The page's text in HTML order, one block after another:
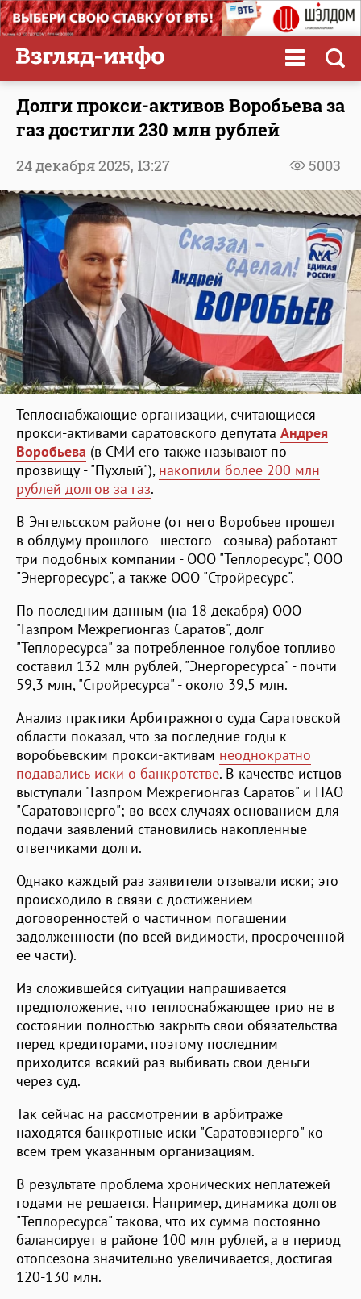
Долги прокси-активов Воробьева за
газ достигли 230 млн рублей
5003
24 декабря 2025, 13:27
Теплоснабжающие организации, считающиеся
прокси-активами саратовского депутата Андрея
Воробьева (в СМИ его также называют по
прозвищу - "Пухлый"), накопили более 200 млн
рублей долгов за газ.
В Энгельсском районе (от него Воробьев прошел
в облдуму прошлого - шестого - созыва) работают
три подобных компании - ООО "Теплоресурс", ООО
"Энергоресурс", а также ООО "Стройресурс".
По последним данным (на 18 декабря) ООО
"Газпром Межрегионгаз Саратов", долг
"Теплоресурса" за потребленное голубое топливо
составил 132 млн рублей, "Энергоресурса" - почти
59,3 млн, "Стройресурса" - около 39,5 млн.
Анализ практики Арбитражного суда Саратовской
области показал, что за последние годы к
воробьевским прокси-активам неоднократно
подавались иски о банкротстве. В качестве истцов
выступали "Газпром Межрегионгаз Саратов" и ПАО
"Саратовэнерго"; во всех случаях основанием для
подачи заявлений становились накопленные
ответчиками долги.
Однако каждый раз заявители отзывали иски; это
происходило в связи с достижением
договоренностей о частичном погашении
задолженности (по всей видимости, просроченной
ее части).
Из сложившейся ситуации напрашивается
предположение, что теплоснабжающее трио не в
состоянии полностью закрыть свои обязательства
перед кредиторами, поэтому последним
приходится всякий раз выбивать свои деньги
через суд.
Так сейчас на рассмотрении в арбитраже
находятся банкротные иски "Саратовэнерго" ко
всем трем указанным организациям.
В результате проблема хронических неплатежей
годами не решается. Например, динамика долгов
"Теплоресурса" такова, что их сумма постоянно
балансирует в районе 100 млн рублей, а в период
отопсезона значительно увеличивается, достигая
120-130 млн.